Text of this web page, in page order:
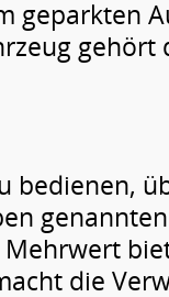
geparkten
gehört
bedienen,
die